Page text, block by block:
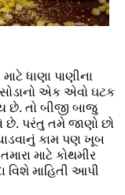
ધાણા પાણીના
એક એવો ઘટક
છે. તો બીજી બાજુ
છે. પરંતુ તમે જાણો છો
કામ પણ ખૂબ
માટે કોથમીર
વિશે માહિતી આપી